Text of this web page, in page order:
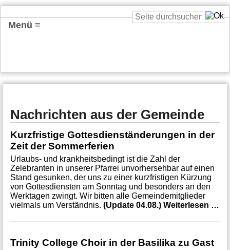
Menü ≡
Nachrichten aus der Gemeinde
Kurzfristige Gottesdienständerungen in der
Zeit der Sommerferien
Urlaubs- und krankheitsbedingt ist die Zahl der
Zelebranten in unserer Pfarrei unvorhersehbar auf einen
Stand gesunken, der uns zu einer kurzfristigen Kürzung
von Gottesdiensten am Sonntag und besonders an den
Werktagen zwingt. Wir bitten alle Gemeindemitglieder
vielmals um Verständnis. (Update 04.08.) Weiterlesen …
Trinity College Choir in der Basilika zu Gast